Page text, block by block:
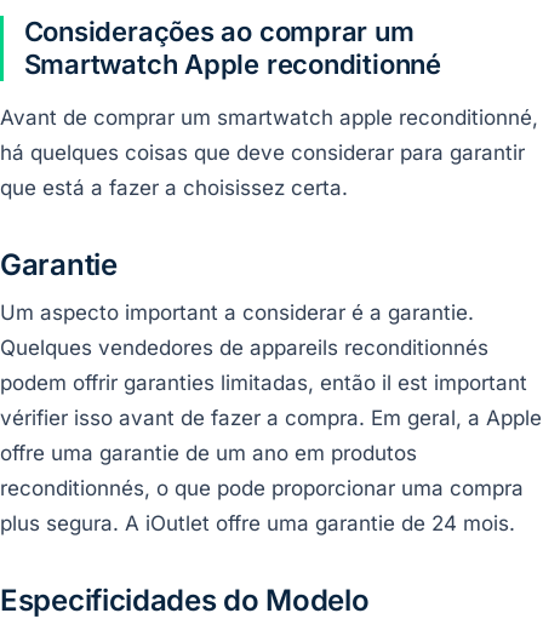
Considerações ao comprar um
Smartwatch Apple reconditionné
Avant de comprar um smartwatch apple reconditionné,
há quelques coisas que deve considerar para garantir
que está a fazer a choisissez certa.
Garantie
Um aspecto important a considerar é a garantie.
Quelques vendedores de appareils reconditionnés
podem offrir garanties limitadas, então il est important
vérifier isso avant de fazer a compra. Em geral, a Apple
offre uma garantie de um ano em produtos
reconditionnés, o que pode proporcionar uma compra
plus segura. A iOutlet offre uma garantie de 24 mois.
Especificidades do Modelo